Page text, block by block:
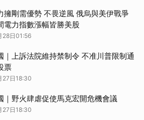
擁剛需優勢 不畏逆風 俄烏與美伊戰爭
電力指數漲幅皆勝美股
28日01:56
｜上訴法院維持禁制令 不准川普限制通
票
27日18:30
｜野火肆虐促使馬克宏開危機會議
27日18:30